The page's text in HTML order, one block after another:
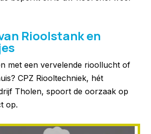
Rioolstank en
met een vervelende rioollucht of
CPZ Riooltechniek, hét
Tholen, spoort de oorzaak op
op.